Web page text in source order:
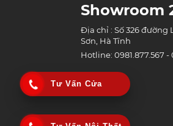
Showroom
Địa chỉ : Số 326 đường
Sơn, Hà Tĩnh
Hotline: 0981.877.567 -
Tư Vấn Cửa